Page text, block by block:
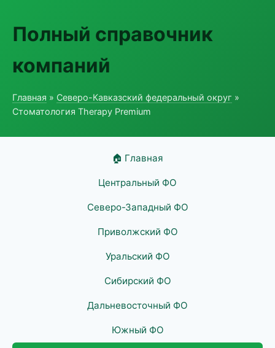
Полный справочник
компаний
Главная » Северо-Кавказский федеральный округ »
Стоматология Therapy Premium
🏠 Главная
Центральный ФО
Северо-Западный ФО
Приволжский ФО
Уральский ФО
Сибирский ФО
Дальневосточный ФО
Южный ФО